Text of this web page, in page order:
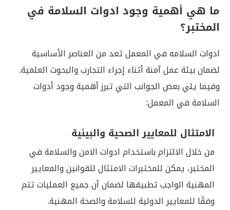
ما هي أهمية وجود ادوات السلامة في
المختبر؟
ادوات السلامه في المعمل تعد من العناصر الأساسية
لضمان بيئة عمل آمنة أثناء إجراء التجارب والبحوث العلمية.
وفيما يلي بعض الجوانب التي تبرز أهمية وجود أدوات
السلامة في المعمل:
الامتثال للمعايير الصحية والبيئية
من خلال الالتزام باستخدام ادوات الامن والسلامة في
المختبر، يمكن للمختبرات الامتثال للقوانين والمعايير
المهنية الواجب تطبيقها لضمان أن جميع العمليات تتم
وفقًا للمعايير الدولية للسلامة والصحة المهنية.